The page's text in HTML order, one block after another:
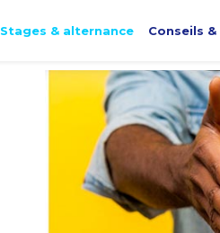
Stages & alternance Conseils